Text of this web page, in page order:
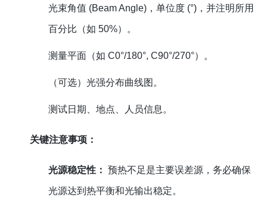
光束角值 (Beam Angle)，单位度 (°)，并注明所用
百分比（如 50%）。
测量平面（如 C0°/180°, C90°/270°）。
（可选）光强分布曲线图。
测试日期、地点、人员信息。
关键注意事项：
光源稳定性： 预热不足是主要误差源，务必确保
光源达到热平衡和光输出稳定。